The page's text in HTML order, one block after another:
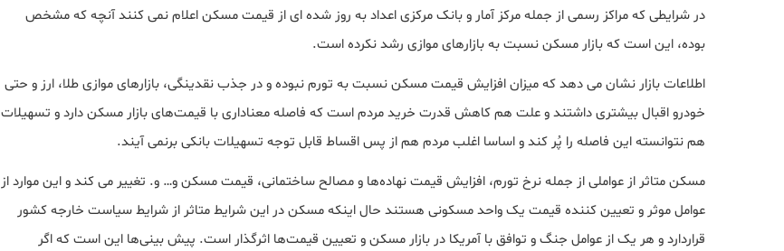
در شرایطی که مراکز رسمی از جمله مرکز آمار و بانک مرکزی اعداد به روز شده ای از قیمت مسکن اعلام نمی کنند آنچه که مشخص
بوده، این است که بازار مسکن نسبت به بازارهای موازی رشد نکرده است.
اطلاعات بازار نشان می دهد که میزان افزایش قیمت مسکن نسبت به تورم نبوده و در جذب نقدینگی، بازارهای موازی طلا، ارز و حتی
خودرو اقبال بیشتری داشتند و علت هم کاهش قدرت خرید مردم است که فاصله معناداری با قیمت‌های بازار مسکن دارد و تسهیلات
هم نتوانسته این فاصله را پُر کند و اساسا اغلب مردم هم از پس اقساط قابل توجه تسهیلات بانکی برنمی آیند.
مسکن متاثر از عواملی از جمله نرخ تورم، افزایش قیمت نهاده‌ها و مصالح ساختمانی، قیمت مسکن و… و. تغییر می کند و این موارد از
عوامل موثر و تعیین کننده قیمت یک واحد مسکونی هستند حال اینکه مسکن در این شرایط متاثر از شرایط سیاست خارجه کشور
قراردارد و هر یک از عوامل جنگ و توافق با آمریکا در بازار مسکن و تعیین قیمت‌ها اثرگذار است. پیش بینی‌ها این است که اگر